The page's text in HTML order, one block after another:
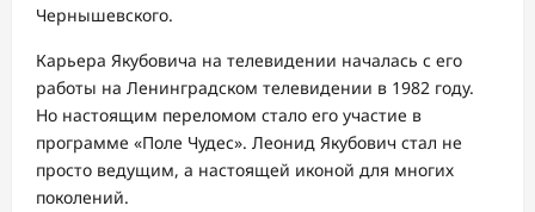
Чернышевского.
Карьера Якубовича на телевидении началась с его
работы на Ленинградском телевидении в 1982 году.
Но настоящим переломом стало его участие в
программе «Поле Чудес». Леонид Якубович стал не
просто ведущим, а настоящей иконой для многих
поколений.